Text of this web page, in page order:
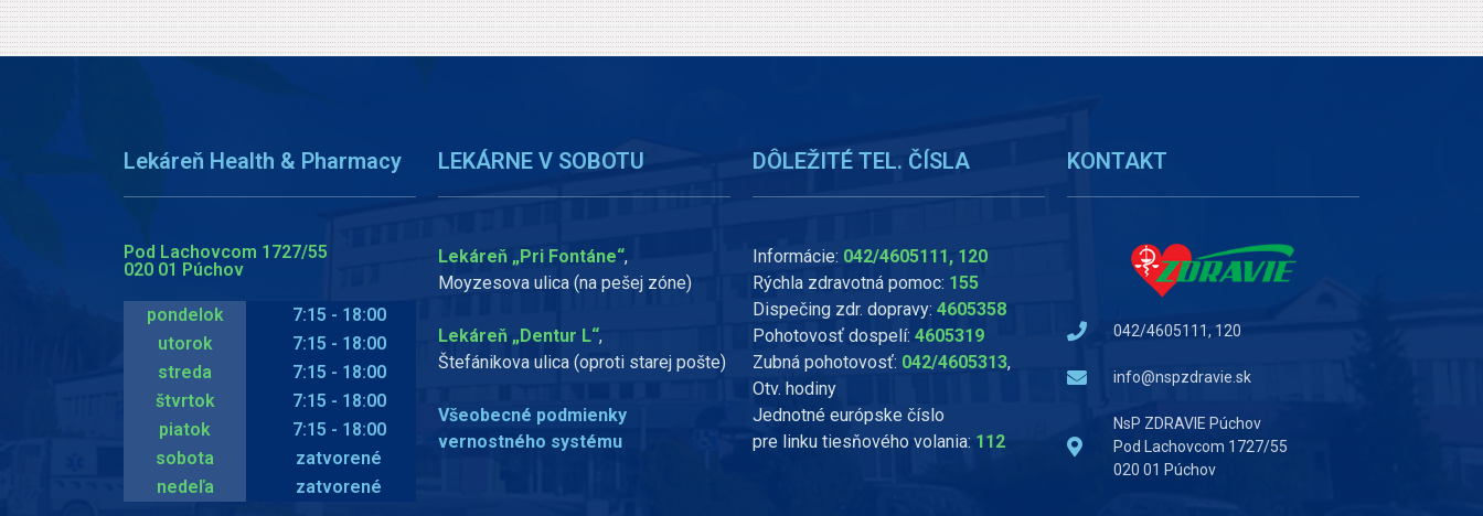
Lekáreň Health & Pharmacy
Pod Lachovcom 1727/55
020 01 Púchov
pondelok
7:15 - 18:00
utorok
7:15 - 18:00
streda
7:15 - 18:00
štvrtok
7:15 - 18:00
piatok
7:15 - 18:00
sobota
zatvorené
nedeľa
zatvorené
LEKÁRNE V SOBOTU
Lekáreň „Pri Fontáne“,
Moyzesova ulica (na pešej zóne)
Lekáreň „Dentur L“,
Štefánikova ulica (oproti starej pošte)
Všeobecné podmienky
vernostného systému
DÔLEŽITÉ TEL. ČÍSLA
Informácie: 042/4605111, 120
Rýchla zdravotná pomoc: 155
Dispečing zdr. dopravy: 4605358
Pohotovosť dospelí: 4605319
Zubná pohotovosť: 042/4605313,
Otv. hodiny
Jednotné európske číslo
pre linku tiesňového volania: 112
KONTAKT
042/4605111, 120
info@nspzdravie.sk
NsP ZDRAVIE Púchov
Pod Lachovcom 1727/55
020 01 Púchov